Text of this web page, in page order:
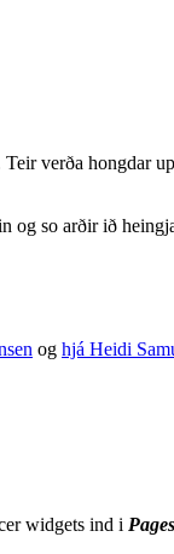
verða
so arðir ið
og hjá Heidi
widgets ind i